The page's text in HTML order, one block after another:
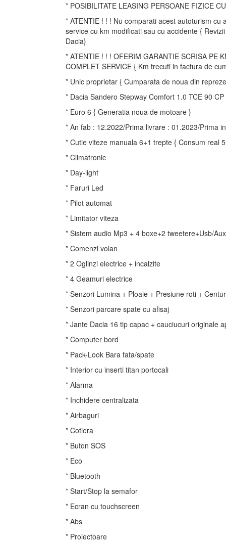
* POSIBILITATE LEASING PERSOANE FIZICE
* ATENTIE ! ! ! Nu comparati acest autoturism cu
service cu km modificati sau cu accidente {
Dacia}
* ATENTIE ! ! ! OFERIM GARANTIE SCRISA PE
COMPLET SERVICE { Km trecuti in factura de
* Unic proprietar { Cumparata de noua din
* Dacia Sandero Stepway Comfort 1.0 TCE 90 CP
* Euro 6 { Generatia noua de motoare }
* An fab : 12.2022/Prima livrare : 01.2023/Prima
* Cutie viteze manuala 6+1 trepte { Consum real
* Climatronic
* Day-light
* Faruri Led
* Pilot automat
* Limitator viteza
* Sistem audio Mp3 + 4 boxe+2 tweetere+Usb/Aux
* Comenzi volan
* 2 Oglinzi electrice + incalzite
* 4 Geamuri electrice
* Senzori Lumina + Ploaie + Presiune roti +
* Senzori parcare spate cu afisaj
* Jante Dacia 16 tip capac + cauciucuri originale
* Computer bord
* Pack-Look Bara fata/spate
* Interior cu inserti titan portocali
* Alarma
* Inchidere centralizata
* Airbaguri
* Cotiera
* Buton SOS
* Eco
* Bluetooth
* Start/Stop la semafor
* Ecran cu touchscreen
* Abs
* Proiectoare